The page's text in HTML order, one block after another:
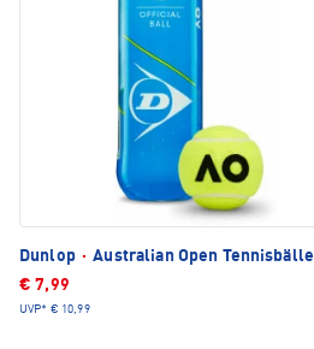
Dunlop · Australian Open Tennisbälle
€ 7,99
UVP* € 10,99